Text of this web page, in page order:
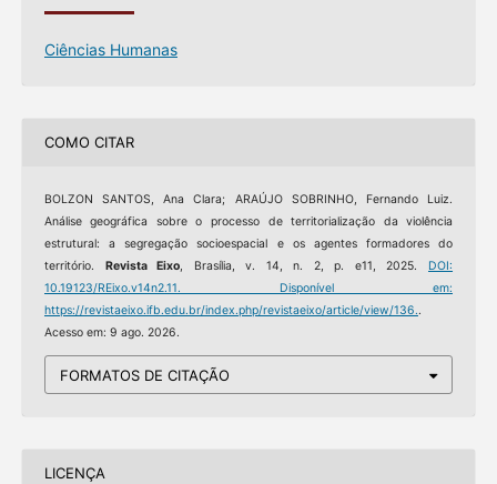
Ciências Humanas
COMO CITAR
BOLZON SANTOS, Ana Clara; ARAÚJO SOBRINHO, Fernando Luiz.
Análise geográfica sobre o processo de territorialização da violência
estrutural: a segregação socioespacial e os agentes formadores do
território. Revista Eixo, Brasília, v. 14, n. 2, p. e11, 2025. DOI:
10.19123/REixo.v14n2.11. Disponível em:
https://revistaeixo.ifb.edu.br/index.php/revistaeixo/article/view/136..
Acesso em: 9 ago. 2026.
FORMATOS DE CITAÇÃO
LICENÇA